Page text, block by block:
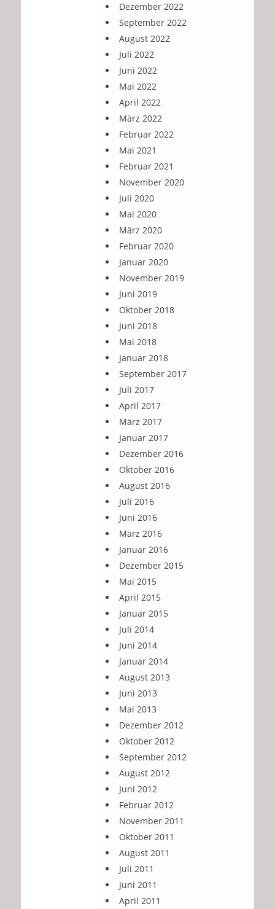
Dezember 2022
September 2022
August 2022
Juli 2022
Juni 2022
Mai 2022
April 2022
März 2022
Februar 2022
Mai 2021
Februar 2021
November 2020
Juli 2020
Mai 2020
März 2020
Februar 2020
Januar 2020
November 2019
Juni 2019
Oktober 2018
Juni 2018
Mai 2018
Januar 2018
September 2017
Juli 2017
April 2017
März 2017
Januar 2017
Dezember 2016
Oktober 2016
August 2016
Juli 2016
Juni 2016
März 2016
Januar 2016
Dezember 2015
Mai 2015
April 2015
Januar 2015
Juli 2014
Juni 2014
Januar 2014
August 2013
Juni 2013
Mai 2013
Dezember 2012
Oktober 2012
September 2012
August 2012
Juni 2012
Februar 2012
November 2011
Oktober 2011
August 2011
Juli 2011
Juni 2011
April 2011